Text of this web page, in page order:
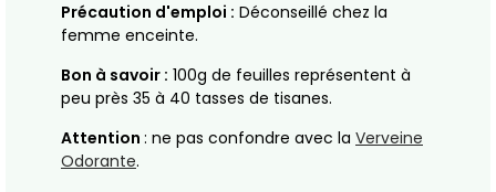
Précaution d'emploi : Déconseillé chez la
femme enceinte.
Bon à savoir : 100g de feuilles représentent à
peu près 35 à 40 tasses de tisanes.
Attention : ne pas confondre avec la Verveine
Odorante.